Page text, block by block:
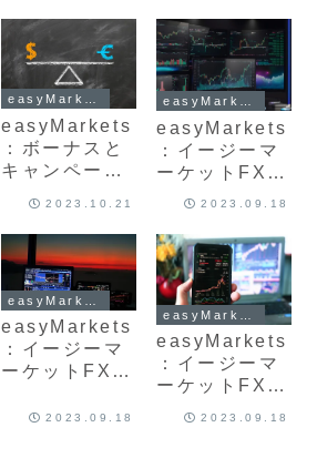
新版を解説
件を最新版解
説
easyMarkets
：ボーナスと
キャンペーン
開設、入金ボ
ーナスについ
て最新版を徹
底解説
2023.10.21
easyMarkets
：イージーマ
ーケットFXの
スプレッド比
時間とレバレ
ッジの特徴を
最新版解説
2023.09.18
easyMarkets
：イージーマ
ーケットFXの
ナルティ 両建
2023.09.18
easyMarkets
：イージーマ
ーケットFXの
2023.09.18